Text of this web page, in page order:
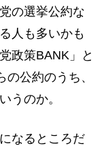
の選挙公約な
人も多いかも
政策BANK」と
公約のうち、
うのか。
なるところだ